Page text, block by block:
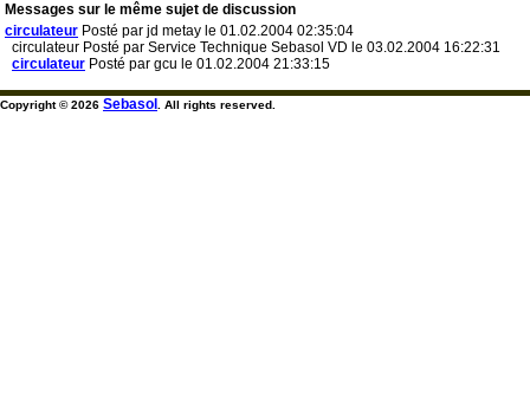
Messages sur le même sujet de discussion
circulateur Posté par jd metay le 01.02.2004 02:35:04
circulateur Posté par Service Technique Sebasol VD le 03.02.2004 16:22:31
circulateur Posté par gcu le 01.02.2004 21:33:15
Copyright © 2026 Sebasol . All rights reserved.